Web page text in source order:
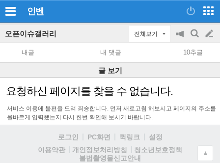
인벤
오픈이슈갤러리 전체보기
공
지
on/off
검
색
글
쓰
기
내글 내 댓글 10추글
글 보기
요청하신 페이지를 찾을 수 없습니다.
서비스 이용에 불편을 드려 죄송합니다. 먼저 새로고침 해보시고 페이지의 주소를
올바르게 입력했는지 다시 한번 확인해 보시기 바랍니다.
로그인 PC화면 퀵링크
설정
이용약관
개인정보처리방침
청소년보호정책
불법촬영물신고안내
▲